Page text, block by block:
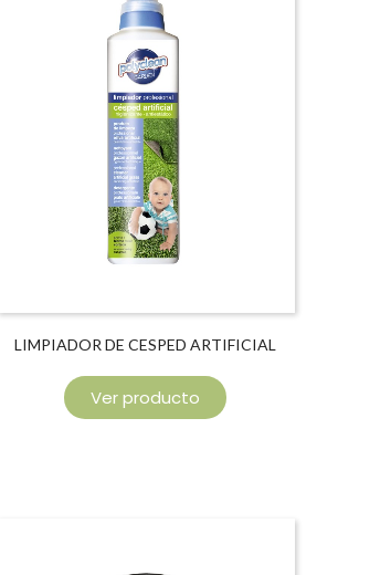
LIMPIADOR DE CESPED ARTIFICIAL
Ver producto